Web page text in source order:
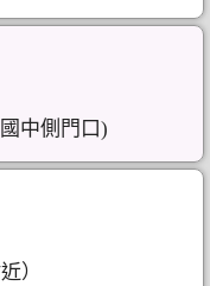
中側門口)
）